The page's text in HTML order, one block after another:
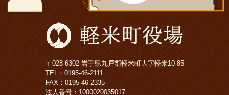
〒028-6302 岩手県九戸郡軽米町大字軽米10-85
TEL： 0195-46-2111
FAX：0195-46-2335
法人番号：1000020035017